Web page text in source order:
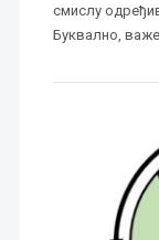
смислу
Буквално,